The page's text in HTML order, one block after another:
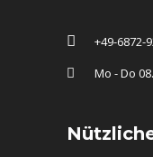
+49-6872-
Mo - Do